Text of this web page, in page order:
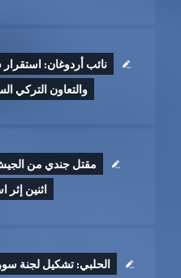
نائب أردوغان: استقرار
والتعاون التركي
مقتل جندي من
اثنين إثر
الحلبي: تشكيل لجنة